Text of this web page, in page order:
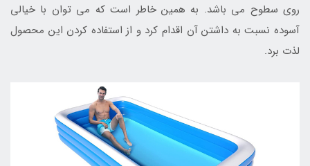
روی سطوح می باشد. به همین خاطر است که می توان با خیالی
آسوده نسبت به داشتن آن اقدام کرد و از استفاده کردن این محصول
لذت برد.